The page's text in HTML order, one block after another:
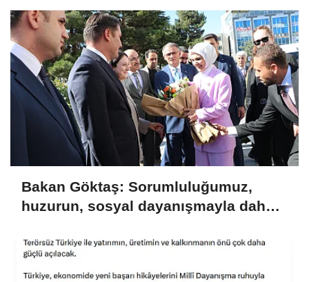
Bakan Göktaş: Sorumluluğumuz,
huzurun, sosyal dayanışmayla daha